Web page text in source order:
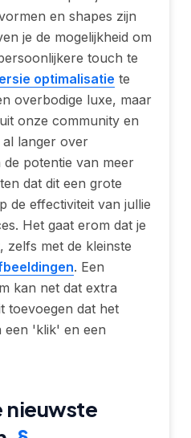
en shapes zijn
je de mogelijkheid om
touch te
optimalisatie te
overbodige luxe, maar
onze community en
langer over
de potentie van meer
dat dit een grote
de effectiviteit van jullie
Het gaat erom dat je
met de kleinste
. Een
kan net dat extra
toevoegen dat het
een 'klik' en een
nieuwste